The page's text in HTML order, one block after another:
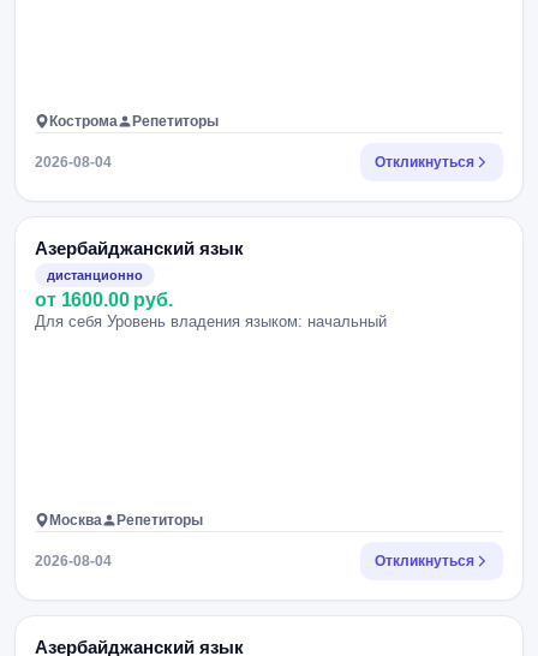
Кострома Репетиторы
2026-08-04 Откликнуться
Азербайджанский язык
дистанционно
от 1600.00 руб.
Для себя Уровень владения языком: начальный
Москва Репетиторы
2026-08-04 Откликнуться
Азербайджанский язык